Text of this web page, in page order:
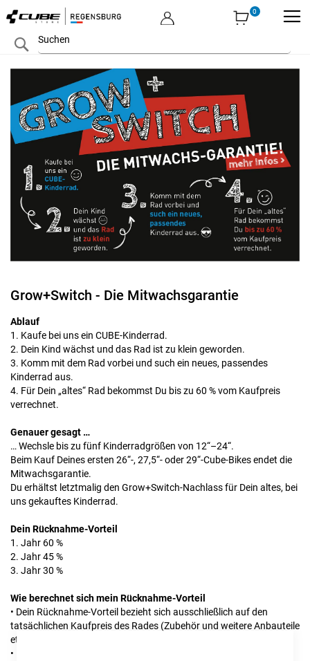
Inhalt
springen
Search
Grow+Switch - Die Mitwachsgarantie
Ablauf
1. Kaufe bei uns ein CUBE-Kinderrad.
2. Dein Kind wächst und das Rad ist zu klein geworden.
3. Komm mit dem Rad vorbei und such ein neues, passendes
Kinderrad aus.
4. Für Dein „altes“ Rad bekommst Du bis zu 60 % vom Kaufpreis
verrechnet.
Genauer gesagt …
… Wechsle bis zu fünf Kinderradgrößen von 12“–24“.
Beim Kauf Deines ersten 26“-, 27,5“- oder 29“-Cube-Bikes endet die
Mitwachsgarantie.
Du erhältst letztmalig den Grow+Switch-Nachlass für Dein altes, bei
uns gekauftes Kinderrad.
Dein Rücknahme-Vorteil
1. Jahr 60 %
2. Jahr 45 %
3. Jahr 30 %
Wie berechnet sich mein Rücknahme-Vorteil
• Dein Rücknahme-Vorteil bezieht sich ausschließlich auf den
tatsächlichen Kaufpreis des Rades (Zubehör und weitere Anbauteile
etc. sind nicht eingeschlossen)
• Ein Beispiel: Du kaufst ein Rad bei uns für 500 € sowie Anbauteile